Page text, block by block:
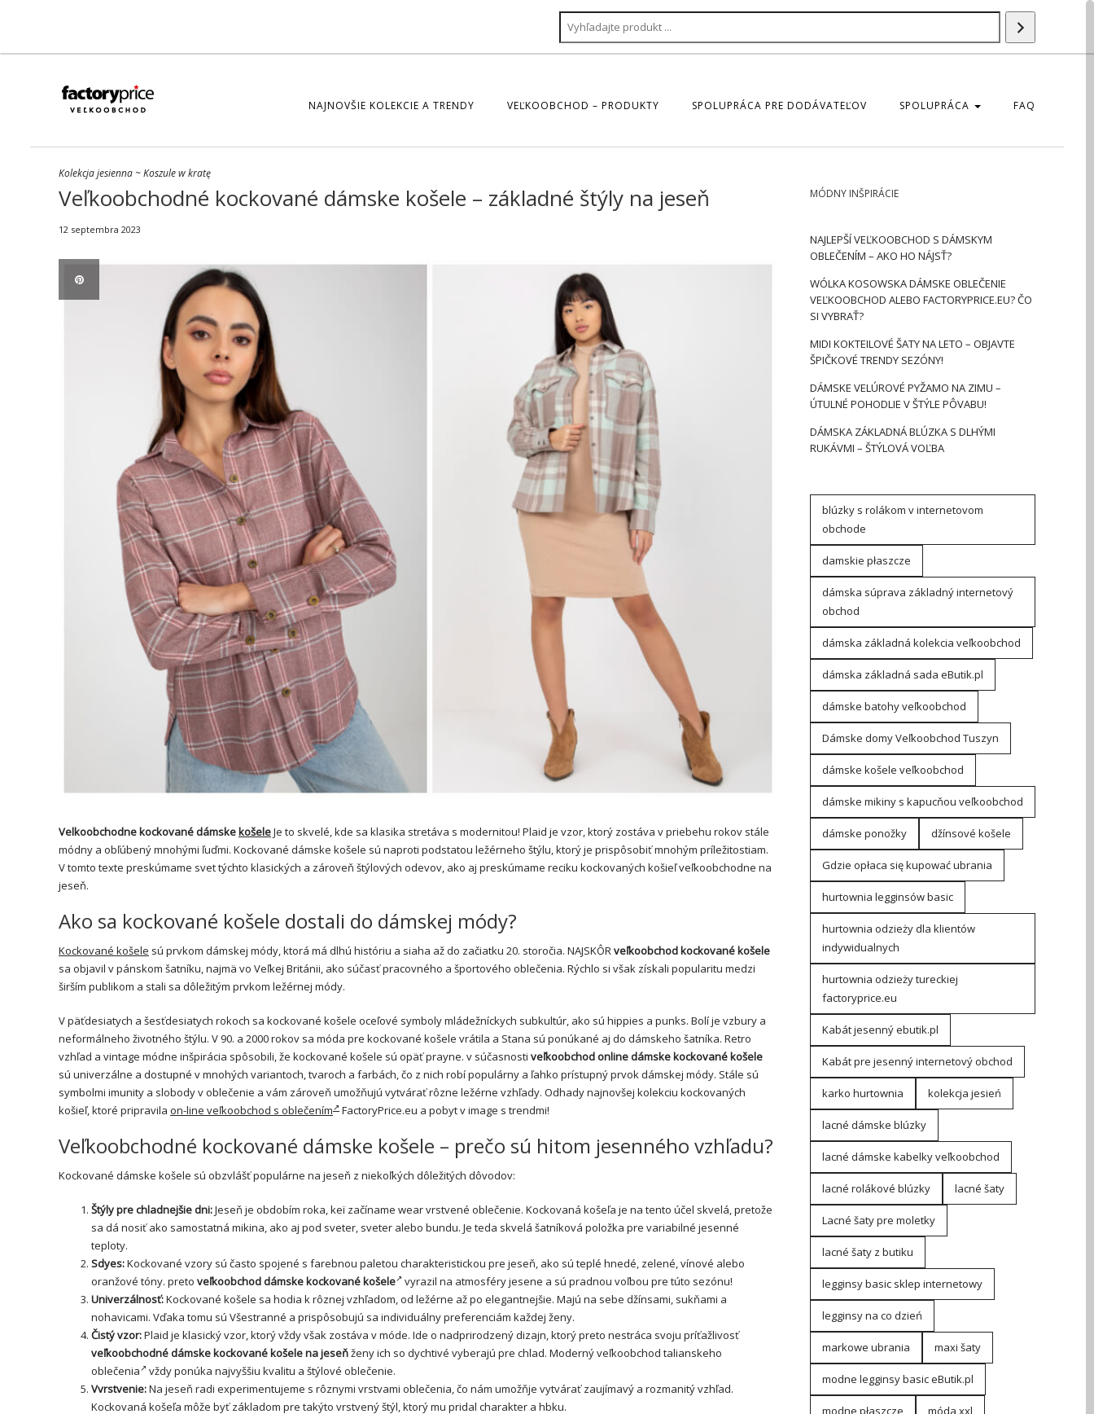
produktu
NAJNOVŠIE KOLEKCIE A TRENDY VEĽKOOBCHOD – PRODUKTY SPOLUPRÁCA PRE DODÁVATEĽOV SPOLUPRÁCA FAQ
Kolekcja jesienna~Koszule w kratę
Veľkoobchodné kockované dámske košele – základné štýly na jeseň
12 septembra 2023
Velkoobchodne kockované dámskekošeleJe to skvelé, kde sa klasika stretáva s modernitou! Plaid je vzor, ktorý zostáva v priebehu rokov stále
módny a obľúbený mnohými ľuďmi. Kockované dámske košele sú naproti podstatou ležérneho štýlu, ktorý je prispôsobiť mnohým príležitostiam.
V tomto texte preskúmame svet týchto klasických a zároveň štýlových odevov, ako aj preskúmame reciku kockovaných košieľ veľkoobchodne na
jeseň.
Ako sa kockované košele dostali do dámskej módy?
Kockované košele sú prvkom dámskej módy, ktorá má dlhú históriu a siaha až do začiatku 20. storočia. NAJSKÔRveľkoobchod kockované košele
sa objavil v pánskom šatníku, najmä vo Veľkej Británii, ako súčasť pracovného a športového oblečenia. Rýchlo si však získali popularitu medzi
širším publikom a stali sa dôležitým prvkom ležérnej módy.
V päťdesiatych a šesťdesiatych rokoch sa kockované košele oceľové symboly mládežníckych subkultúr, ako sú hippies a punks. Bolí je vzbury a
neformálneho životného štýlu. V 90. a 2000 rokov sa móda pre kockované košele vrátila a Stana sú ponúkané aj do dámskeho šatníka. Retro
vzhľad a vintage módne inšpirácia spôsobili, že kockované košele sú opäť prayne. v súčasnosti veľkoobchod online dámske kockované košele
sú univerzálne a dostupné v mnohých variantoch, tvaroch a farbách, čo z nich robí populárny a ľahko prístupný prvok dámskej módy. Stále sú
symbolmi imunity a slobody v oblečenie a vám zároveň umožňujú vytvárať rôzne ležérne vzhľady. Odhady najnovšej kolekciu kockovaných
košieľ, ktoré pripravila on-line veľkoobchod s oblečením FactoryPrice.eu a pobyt v image s trendmi!
Veľkoobchodné kockované dámske košele – prečo sú hitom jesenného vzhľadu?
Kockované dámske košele sú obzvlášť populárne na jeseň z niekoľkých dôležitých dôvodov:
Štýly pre chladnejšie dni:Jeseň je obdobím roka, keï začíname wear vrstvené oblečenie. Kockovaná košeľa je na tento účel skvelá, pretože
sa dá nosiť ako samostatná mikina, ako aj pod sveter, sveter alebo bundu. Je teda skvelá šatníková položka pre variabilné jesenné
teploty.
Sdyes:Kockované vzory sú často spojené s farebnou paletou charakteristickou pre jeseň, ako sú teplé hnedé, zelené, vínové alebo
oranžové tóny. preto veľkoobchod dámske kockované košele
vyrazil na atmosféry jesene a sú pradnou voľbou pre túto sezónu!
Univerzálnosť:Kockované košele sa hodia k rôznej vzhľadom, od ležérne až po elegantnejšie. Majú na sebe džínsami, sukňami a
nohavicami. Vďaka tomu sú Všestranné a prispôsobujú sa individuálny preferenciám každej ženy.
Čistý vzor:Plaid je klasický vzor, ktorý vždy však zostáva v móde. Ide o nadprirodzený dizajn, ktorý preto nestráca svoju príťažlivosť
veľkoobchodné dámske kockované košele na jeseňženy ich so dychtivé vyberajú pre chlad. Modernýveľkoobchod talianskeho
oblečenia
vždy ponúka najvyššiu kvalitu a štýlové oblečenie.
Vvrstvenie:Na jeseň radi experimentujeme s rôznymi vrstvami oblečenia, čo nám umožňje vytvárať zaujímavý a rozmanitý vzhľad.
Kockovaná košeľa môže byť základom pre takýto vrstvený štýl, ktorý mu pridal charakter a hbku.
MÓDNY INŠPIRÁCIE
NAJLEPŠÍ VEĽKOOBCHOD S DÁMSKYM
OBLEČENÍM – AKO HO NÁJSŤ?
WÓLKA KOSOWSKA DÁMSKE OBLEČENIE
VEĽKOOBCHOD ALEBO FACTORYPRICE.EU? ČO
SI VYBRAŤ?
MIDI KOKTEILOVÉ ŠATY NA LETO – OBJAVTE
ŠPIČKOVÉ TRENDY SEZÓNY!
DÁMSKE VELÚROVÉ PYŽAMO NA ZIMU –
ÚTULNÉ POHODLIE V ŠTÝLE PÔVABU!
DÁMSKA ZÁKLADNÁ BLÚZKA S DLHÝMI
RUKÁVMI – ŠTÝLOVÁ VOĽBA
blúzky s rolákom v internetovom
obchode
damskie płaszcze
dámska súprava základný internetový
obchod
dámska základná kolekcia veľkoobchod
dámska základná sada eButik.pl
dámske batohy veľkoobchod
Dámske domy Veľkoobchod Tuszyn
dámske košele veľkoobchod
dámske mikiny s kapucňou veľkoobchod
dámske ponožky džínsové košele
Gdzie opłaca się kupować ubrania
hurtownia legginsów basic
hurtownia odzieży dla klientów
indywidualnych
hurtownia odzieży tureckiej
factoryprice.eu
Kabát jesenný ebutik.pl
Kabát pre jesenný internetový obchod
karko hurtownia kolekcja jesień
lacné dámske blúzky
lacné dámske kabelky veľkoobchod
lacné rolákové blúzky lacné šaty
Lacné šaty pre moletky
lacné šaty z butiku
legginsy basic sklep internetowy
legginsy na co dzień
markowe ubrania maxi šaty
modne legginsy basic eButik.pl
modne płaszcze móda xxl